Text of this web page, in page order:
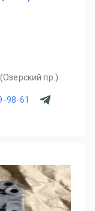
пр.)
98-61